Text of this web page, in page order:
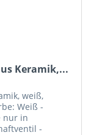
Keramik,...
weiß,
Weiß -
nur in
-